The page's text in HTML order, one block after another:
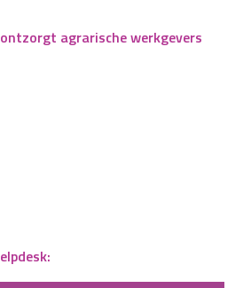
agrarische werkgevers